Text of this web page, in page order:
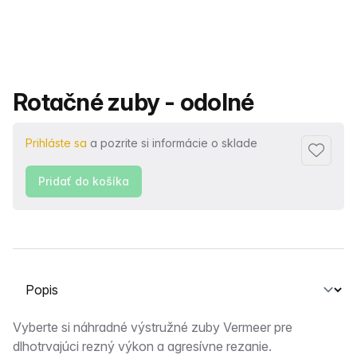
Názov produktu
Rotačné zuby - odolné
Prihláste sa a pozrite si informácie o sklade
Pridať
Pridať do košíka
Vyberte kartu
Popis
Vyberte si náhradné výstružné zuby Vermeer pre
dlhotrvajúci rezný výkon a agresívne rezanie.